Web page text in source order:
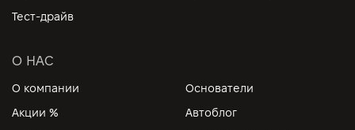
Тест-драйв
О НАС
О компании
Основатели
Акции %
Автоблог